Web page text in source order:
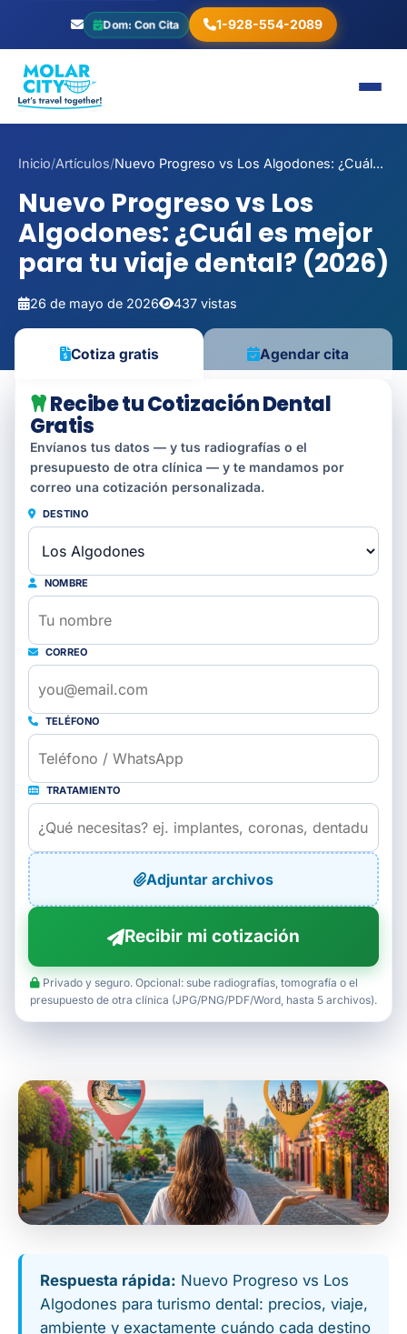
Dom: Con Cita 1-928-554-2089
Inicio/Artículos/Nuevo Progreso vs Los Algodones: ¿Cuál...
Nuevo Progreso vs Los
Algodones: ¿Cuál es mejor
para tu viaje dental? (2026)
26 de mayo de 2026 437 vistas
Cotiza gratis Agendar cita
Recibe tu Cotización Dental
Gratis
Envíanos tus datos — y tus radiografías o el
presupuesto de otra clínica — y te mandamos por
correo una cotización personalizada.
DESTINO
NOMBRE
CORREO
TELÉFONO
TRATAMIENTO
Adjuntar archivos
Recibir mi cotización
Privado y seguro. Opcional: sube radiografías, tomografía o el
presupuesto de otra clínica (JPG/PNG/PDF/Word, hasta 5 archivos).
Respuesta rápida: Nuevo Progreso vs Los
Algodones para turismo dental: precios, viaje,
ambiente y exactamente cuándo cada destino